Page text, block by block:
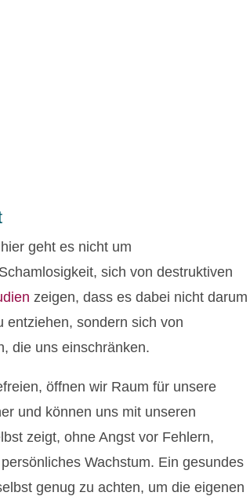
geht es nicht um
sich von destruktiven
zeigen, dass es dabei nicht darum
entziehen, sondern sich von
die uns einschränken.
öffnen wir Raum für unsere
und können uns mit unseren
zeigt, ohne Angst vor Fehlern,
Wachstum. Ein gesundes
genug zu achten, um die eigenen